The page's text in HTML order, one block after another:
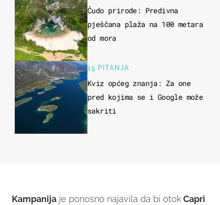
Čudo prirode: Predivna
pješčana plaža na 100 metara
od mora
15 PITANJA
Kviz općeg znanja: Za one
pred kojima se i Google može
sakriti
Kampanija je ponosno najavila da bi otokCapri